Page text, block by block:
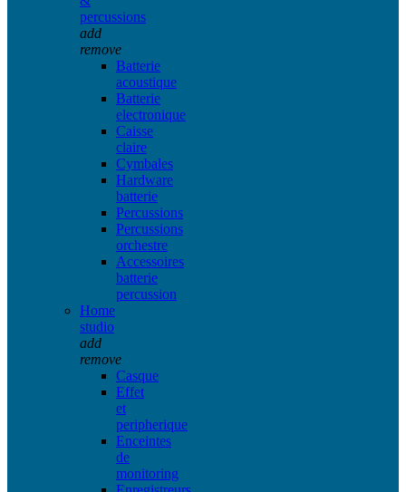
percussions
add
remove
Batterie
acoustique
Batterie
electronique
Caisse
claire
Cymbales
Hardware
batterie
Percussions
Percussions
orchestre
Accessoires
batterie
percussion
Home
studio
add
remove
Casque
Effet
et
peripherique
Enceintes
de
monitoring